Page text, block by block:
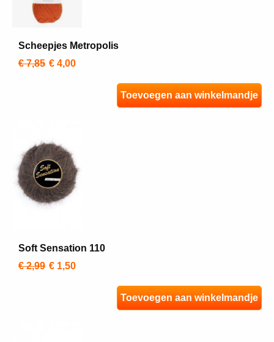
Scheepjes Metropolis
€ 7,85 € 4,00
Toevoegen aan winkelmandje
Soft Sensation 110
€ 2,99 € 1,50
Toevoegen aan winkelmandje